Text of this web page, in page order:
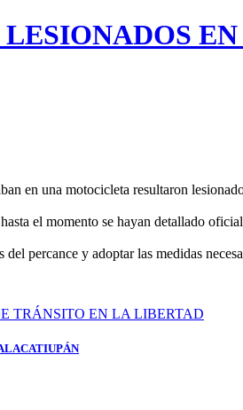
una motocicleta resultaron
el momento se hayan detallado
percance y adoptar las medidas